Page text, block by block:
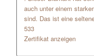
auch unter einem
sind. Das ist eine
533
Zertifikat anzeigen